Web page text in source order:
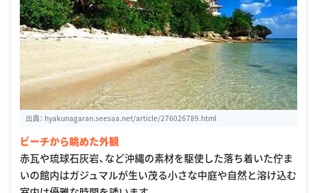
出典： hyakunagaran.seesaa.net/article/276026789.html
ビーチから眺めた外観
赤瓦や琉球石灰岩、など沖縄の素材を駆使した落ち着いた佇ま
いの館内はガジュマルが生い茂る小さな中庭や自然と溶け込む